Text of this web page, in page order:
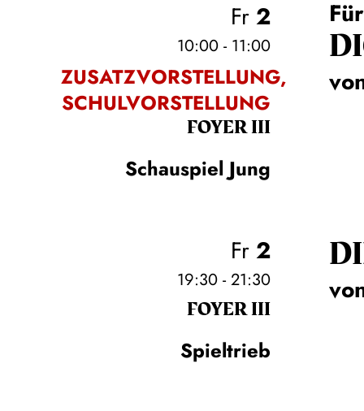
Fr2
10:00 - 11:00
ZUSATZVORSTELLUNG,
SCHULVORSTELLUNG
FOYER III
Schauspiel Jung
Fr2
19:30 - 21:30
FOYER III
Spieltrieb